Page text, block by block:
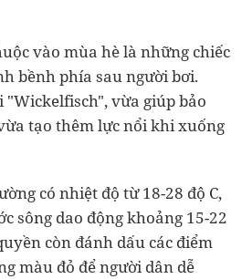
vào mùa hè là những chiếc
bềnh phía sau người bơi.
vừa giúp bảo
tạo thêm lực nổi khi xuống
có nhiệt độ từ 18-28 độ C,
sông dao động khoảng 15-22
còn đánh dấu các điểm
màu đỏ để người dân dễ